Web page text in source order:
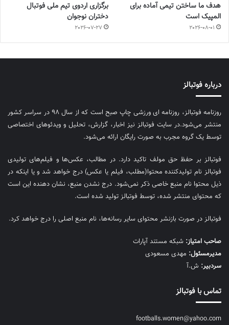
هدف ما ساختن تیمی آماده برای
المپیک است
2026-08-01
برگزاری اردوی تیم ملی فوتبال
دختران نوجوان
2026-07-27
درباره فوتبالز
روزنامه فوتبالز، روزنامه ای ورزشی چاپ صبح است که از سال ۹۸ در سراسر کشور
منتشر می‌شود.در سایت فوتبالز نیز اخبار، گزارش، تحلیل و ویدئوهای اختصاصی
توسط یک گروه مجرب به صورت رایگان ارائه می‌شود.
فوتبالز بر حفظ حق مولف تاکید دارد. در مطالب، عکس‌ها و فیلم‌های تولیدی
فوتبالز نام تولیدکننده محتوا(مطلب، فیلم یا عکس) درج خواهد شد و یا اینکه در
ذیل محتوا نام منبع خاصی ذکر نمی‌‎شود. درج نشدن منبع، نشان دهنده این است
که محتوای منتشر شده، توسط فوتبالز تولید شده است.
فوتبالز در صورت بازنشر محتوای سایر رسانه‌ها، نام منبع اصلی را درج خواهد کرد.
صاحب امتیاز: شبکه مستند آپارات
مديرمسئول: مهدی مسعودی
سردبیر: ش.آ
تماس با فوتبالز
footballs.women@yahoo.com